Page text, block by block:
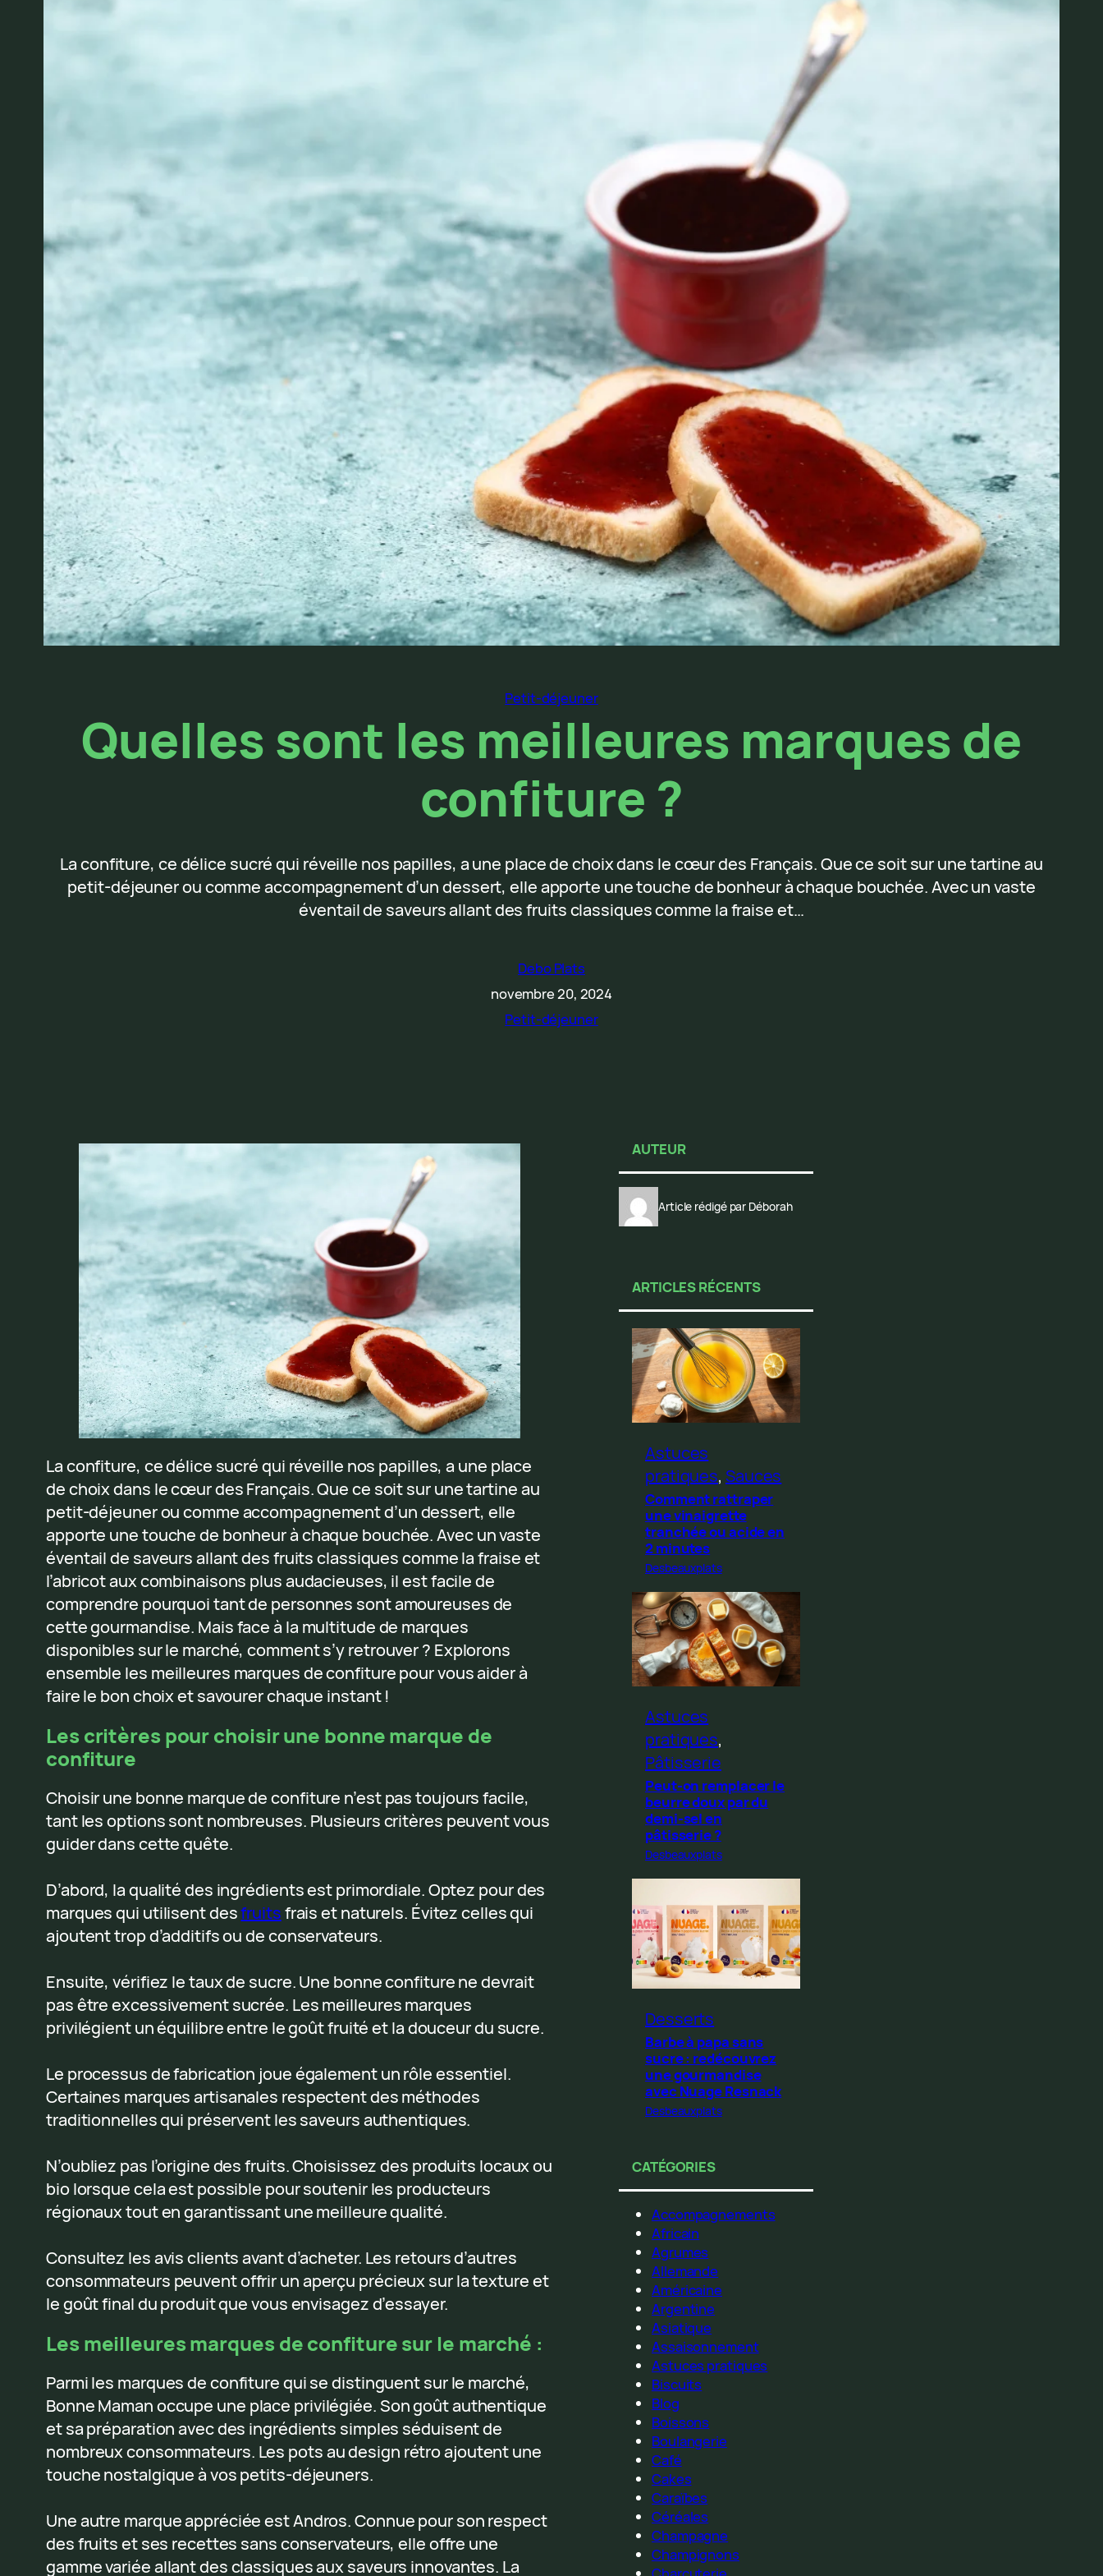
Petit-déjeuner
Quelles sont les meilleures marques de
confiture ?
La confiture, ce délice sucré qui réveille nos papilles, a une place de choix dans le cœur des Français. Que ce soit sur une tartine au
petit-déjeuner ou comme accompagnement d’un dessert, elle apporte une touche de bonheur à chaque bouchée. Avec un vaste
éventail de saveurs allant des fruits classiques comme la fraise et…
Debo Plats
novembre 20, 2024
Petit-déjeuner
La confiture, ce délice sucré qui réveille nos papilles, a une place
de choix dans le cœur des Français. Que ce soit sur une tartine au
petit-déjeuner ou comme accompagnement d’un dessert, elle
apporte une touche de bonheur à chaque bouchée. Avec un vaste
éventail de saveurs allant des fruits classiques comme la fraise et
l’abricot aux combinaisons plus audacieuses, il est facile de
comprendre pourquoi tant de personnes sont amoureuses de
cette gourmandise. Mais face à la multitude de marques
disponibles sur le marché, comment s’y retrouver ? Explorons
ensemble les meilleures marques de confiture pour vous aider à
faire le bon choix et savourer chaque instant !
Les critères pour choisir une bonne marque de
confiture
Choisir une bonne marque de confiture n’est pas toujours facile,
tant les options sont nombreuses. Plusieurs critères peuvent vous
guider dans cette quête.
D’abord, la qualité des ingrédients est primordiale. Optez pour des
marques qui utilisent desfruitsfrais et naturels. Évitez celles qui
ajoutent trop d’additifs ou de conservateurs.
Ensuite, vérifiez le taux de sucre. Une bonne confiture ne devrait
pas être excessivement sucrée. Les meilleures marques
privilégient un équilibre entre le goût fruité et la douceur du sucre.
Le processus de fabrication joue également un rôle essentiel.
Certaines marques artisanales respectent des méthodes
traditionnelles qui préservent les saveurs authentiques.
N’oubliez pas l’origine des fruits. Choisissez des produits locaux ou
bio lorsque cela est possible pour soutenir les producteurs
régionaux tout en garantissant une meilleure qualité.
Consultez les avis clients avant d’acheter. Les retours d’autres
consommateurs peuvent offrir un aperçu précieux sur la texture et
le goût final du produit que vous envisagez d’essayer.
Les meilleures marques de confiture sur le marché :
Parmi les marques de confiture qui se distinguent sur le marché,
Bonne Maman occupe une place privilégiée. Son goût authentique
et sa préparation avec des ingrédients simples séduisent de
nombreux consommateurs. Les pots au design rétro ajoutent une
touche nostalgique à vos petits-déjeuners.
Une autre marque appréciée est Andros. Connue pour son respect
des fruits et ses recettes sans conservateurs, elle offre une
gamme variée allant des classiques aux saveurs innovantes. La
AUTEUR
Article rédigé par Déborah
ARTICLES RÉCENTS
Astuces
pratiques, Sauces
Comment rattraper
une vinaigrette
tranchée ou acide en
2 minutes
Desbeauxplats
Astuces
pratiques
Pâtisserie
Peut-on remplacer le
beurre doux par du
demi-sel en
pâtisserie ?
Desbeauxplats
Desserts
Barbe à papa sans
sucre : redécouvrez
une gourmandise
avec Nuage Resnack
Desbeauxplats
CATÉGORIES
Accompagnements
Africain
Agrumes
Allemande
Américaine
Argentine
Asiatique
Assaisonnement
Astuces pratiques
Biscuits
Blog
Boissons
Boulangerie
Café
Cakes
Caraïbes
Céréales
Champagne
Champignons